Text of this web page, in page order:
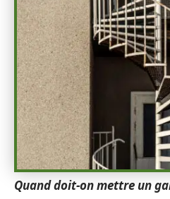
Quand doit-on mettre un